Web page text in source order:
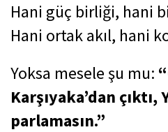
Hani güç birliği, hani
Hani ortak akıl, hani
Yoksa mesele şu mu:
Karşıyaka’dan çıktı,
parlamasın.”